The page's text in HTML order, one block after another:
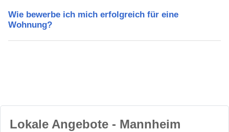
Wie bewerbe ich mich erfolgreich für eine
Wohnung?
Lokale Angebote - Mannheim